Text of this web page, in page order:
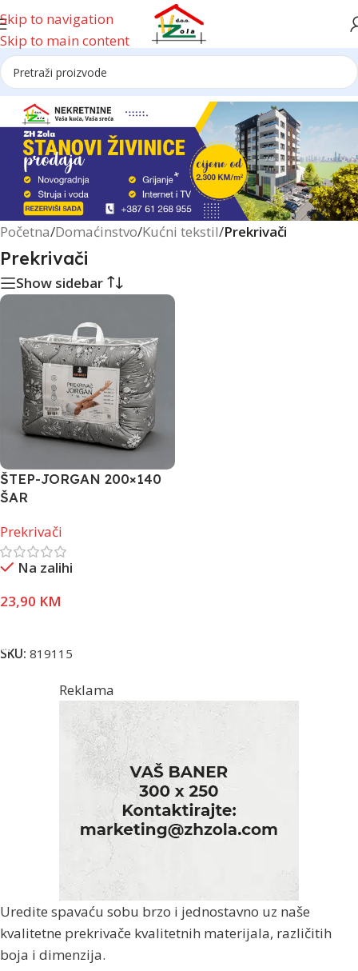
Skip to navigation
Skip to main content
Reklama
Početna/Domaćinstvo/Kućni tekstil/Prekrivači
Prekrivači
Show sidebar
ŠTEP-JORGAN 200×140
ŠAR
Prekrivači
Na zalihi
23,90 KM
SKU: 819115
Reklama
Uredite spavaću sobu brzo i jednostavno uz naše
kvalitetne prekrivače kvalitetnih materijala, različitih
boja i dimenzija.